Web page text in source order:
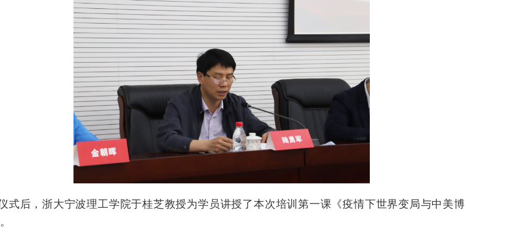
式后，浙大宁波理工学院于桂芝教授为学员讲授了本次培训第一课《疫情下世界变局与中美博